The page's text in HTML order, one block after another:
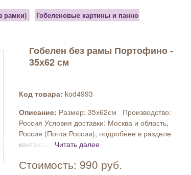
рамки)
Гобеленовые картины и панно
Гобелен без рамы Портофино -
35х62 см
Код товара: kod4993
Описание: Размер: 35х62см Производство:
Россия Условия доставки: Москва и область,
Россия (Почта России), подробнее в разделе
контакты... Читать далее
Стоимость: 990 руб.